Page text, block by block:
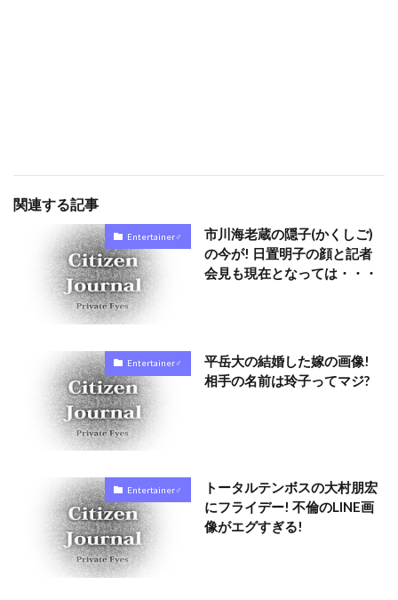
関連する記事
Entertainer♂
市川海老蔵の隠子(かくしご)
の今が! 日置明子の顔と記者
会見も現在となっては・・・
Entertainer♂
平岳大の結婚した嫁の画像!
相手の名前は玲子ってマジ?
Entertainer♂
トータルテンボスの大村朋宏
にフライデー! 不倫のLINE画
像がエグすぎる!